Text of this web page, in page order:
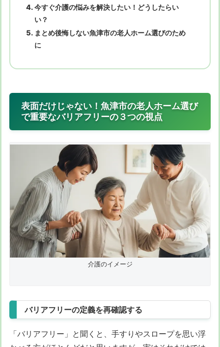
今すぐ介護の悩みを解決したい！どうしたらい
い？
まとめ後悔しない魚津市の老人ホーム選びのため
に
表面だけじゃない！魚津市の老人ホーム選び
で重要なバリアフリーの３つの視点
介護のイメージ
バリアフリーの定義を再確認する
「バリアフリー」と聞くと、手すりやスロープを思い浮